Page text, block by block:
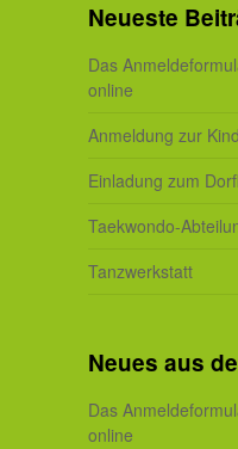
Neueste
Das
online
Anmeldung zur
Einladung zum
Taekwondo-
Tanzwerkstatt
Neues aus
Das
online